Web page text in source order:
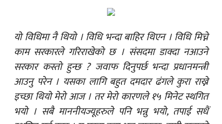
यो विधिमा नै थियो । विधि भन्दा बाहिर थिएन । विधि मिच्ने
काम सरकारले गरिराखेको छ । संसदमा डाक्दा नआउने
सरकार कस्तो हुन्छ ? जवाफ दिनुपर्छ भन्दा प्रधानमन्त्री
आउनु परेन । यसका लागि बहुत दमदार ढंगले कुरा राख्ने
इच्छा थियो मेरो आज । तर मेरो कारणले १५ मिनेट स्थगित
भयो । सबै माननीयज्यूहरुले पनि भन्नु भयो, तपाई सधैं